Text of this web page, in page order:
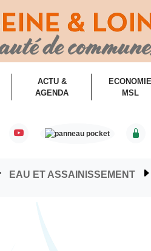
ACTU &
AGENDA
ECONOMIE
MSL
EAU ET ASSAINISSEMENT